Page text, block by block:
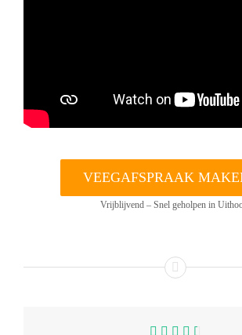
VEEGAFSPRAAK
Vrijblijvend – Snel geholpen in